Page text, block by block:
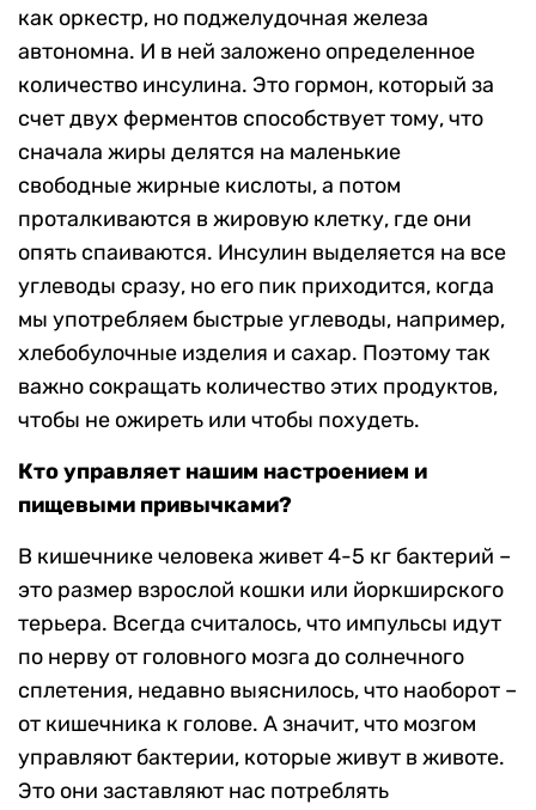
как оркестр, но поджелудочная железа
автономна. И в ней заложено определенное
количество инсулина. Это гормон, который за
счет двух ферментов способствует тому, что
сначала жиры делятся на маленькие
свободные жирные кислоты, а потом
проталкиваются в жировую клетку, где они
опять спаиваются. Инсулин выделяется на все
углеводы сразу, но его пик приходится, когда
мы употребляем быстрые углеводы, например,
хлебобулочные изделия и сахар. Поэтому так
важно сокращать количество этих продуктов,
чтобы не ожиреть или чтобы похудеть.
Кто управляет нашим настроением и
пищевыми привычками?
В кишечнике человека живет 4-5 кг бактерий –
это размер взрослой кошки или йоркширского
терьера. Всегда считалось, что импульсы идут
по нерву от головного мозга до солнечного
сплетения, недавно выяснилось, что наоборот –
от кишечника к голове. А значит, что мозгом
управляют бактерии, которые живут в животе.
Это они заставляют нас потреблять